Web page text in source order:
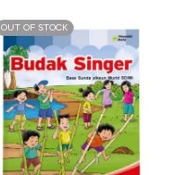
OUT OF STOCK